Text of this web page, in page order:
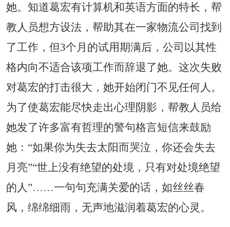
她。知道葛宏有计算机和英语方面的特长，帮
教人员想方设法，帮助其在一家物流公司找到
了工作，但3个月的试用期满后，公司以其性
格内向不适合该项工作而辞退了她。这次失败
对葛宏的打击很大，她开始闭门不见任何人。
为了使葛宏能尽快走出心理阴影，帮教人员给
她发了许多富有哲理的警句格言短信来鼓励
她：“如果你为失去太阳而哭泣，你还会失去
月亮”“世上没有绝望的处境，只有对处境绝望
的人”……一句句充满关爱的话，如丝丝春
风，绵绵细雨，无声地滋润着葛宏的心灵。